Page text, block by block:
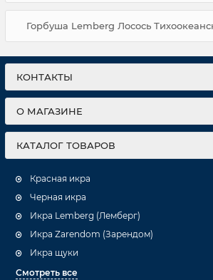
Горбуша Lemberg Лосось
КОНТАКТЫ
О МАГАЗИНЕ
КАТАЛОГ ТОВАРОВ
Красная икра
Черная икра
Икра Lemberg (Лемберг)
Икра Zarendom (Зарендом)
Икра щуки
Смотреть все